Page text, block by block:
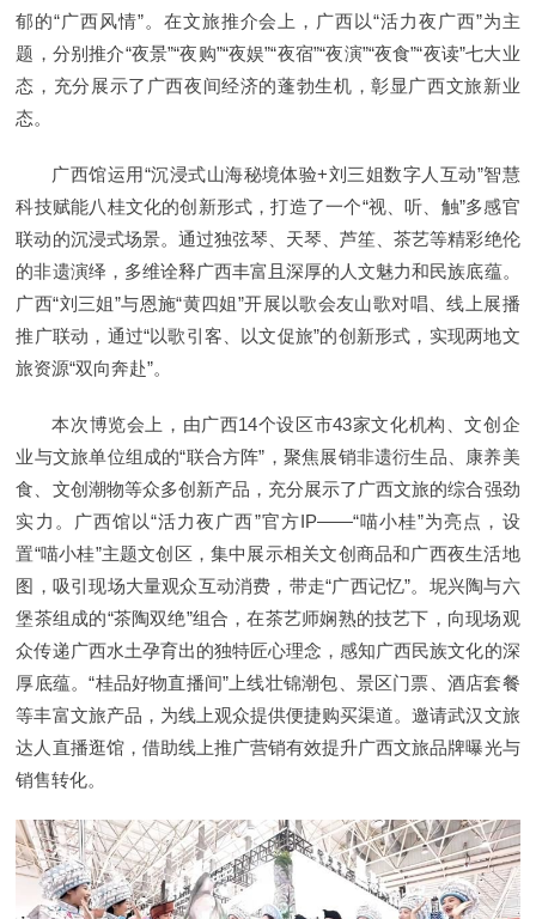
郁的“广西风情”。在文旅推介会上，广西以“活力夜广西”为主
题，分别推介“夜景”“夜购”“夜娱”“夜宿”“夜演”“夜食”“夜读”七大业
态，充分展示了广西夜间经济的蓬勃生机，彰显广西文旅新业
态。
广西馆运用“沉浸式山海秘境体验+刘三姐数字人互动”智慧
科技赋能八桂文化的创新形式，打造了一个“视、听、触”多感官
联动的沉浸式场景。通过独弦琴、天琴、芦笙、茶艺等精彩绝伦
的非遗演绎，多维诠释广西丰富且深厚的人文魅力和民族底蕴。
广西“刘三姐”与恩施“黄四姐”开展以歌会友山歌对唱、线上展播
推广联动，通过“以歌引客、以文促旅”的创新形式，实现两地文
旅资源“双向奔赴”。
本次博览会上，由广西14个设区市43家文化机构、文创企
业与文旅单位组成的“联合方阵”，聚焦展销非遗衍生品、康养美
食、文创潮物等众多创新产品，充分展示了广西文旅的综合强劲
实力。广西馆以“活力夜广西”官方IP——“喵小桂”为亮点，设
置“喵小桂”主题文创区，集中展示相关文创商品和广西夜生活地
图，吸引现场大量观众互动消费，带走“广西记忆”。坭兴陶与六
堡茶组成的“茶陶双绝”组合，在茶艺师娴熟的技艺下，向现场观
众传递广西水土孕育出的独特匠心理念，感知广西民族文化的深
厚底蕴。“桂品好物直播间”上线壮锦潮包、景区门票、酒店套餐
等丰富文旅产品，为线上观众提供便捷购买渠道。邀请武汉文旅
达人直播逛馆，借助线上推广营销有效提升广西文旅品牌曝光与
销售转化。